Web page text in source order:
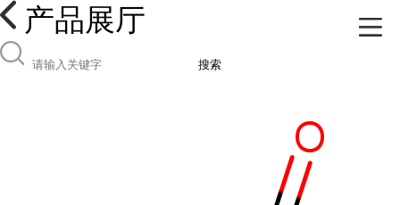
产品展厅
搜索